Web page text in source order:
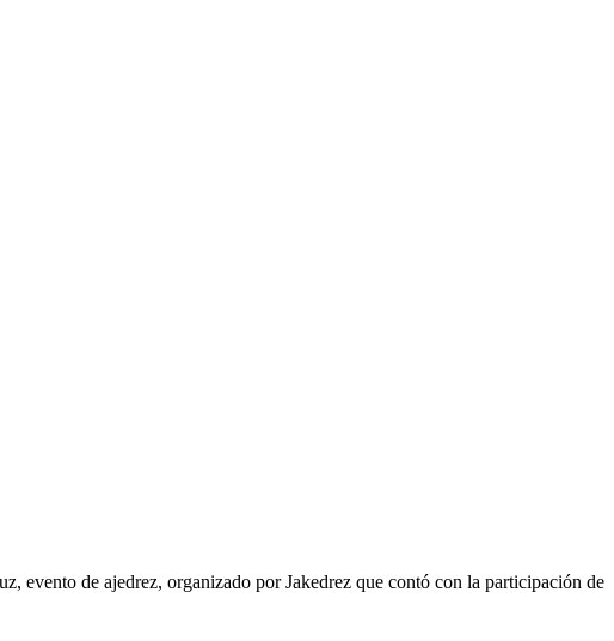
de ajedrez, organizado por Jakedrez que contó con la participación de